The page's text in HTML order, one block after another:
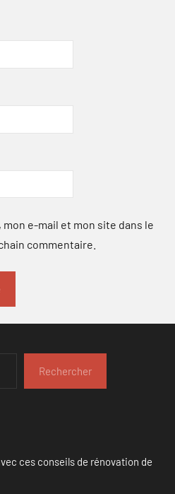
e-mail et mon site dans le
commentaire.
Rechercher
ces conseils de rénovation de